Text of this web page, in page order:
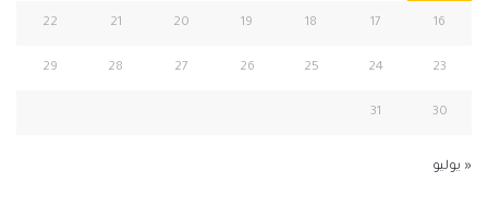
16
17
18
19
20
21
22
23
24
25
26
27
28
29
30
31
« يوليو